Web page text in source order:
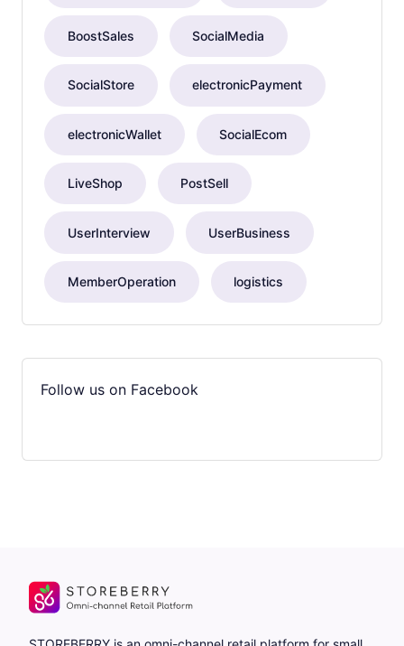
BoostSales SocialMedia
SocialStore electronicPayment
electronicWallet SocialEcom
LiveShop PostSell
UserInterview UserBusiness
MemberOperation logistics
Follow us on Facebook